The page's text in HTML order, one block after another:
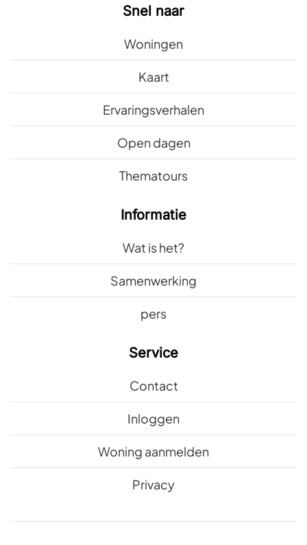
Snel naar
Woningen
Kaart
Ervaringsverhalen
Open dagen
Thematours
Informatie
Wat is het?
Samenwerking
pers
Service
Contact
Inloggen
Woning aanmelden
Privacy